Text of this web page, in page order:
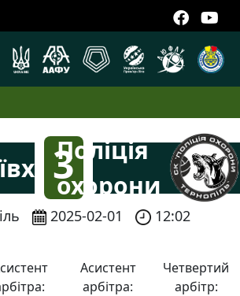
3
:
Поліція
охорони
2025-02-01 12:02
Асистент
арбітра:
Четвертий
арбітр: